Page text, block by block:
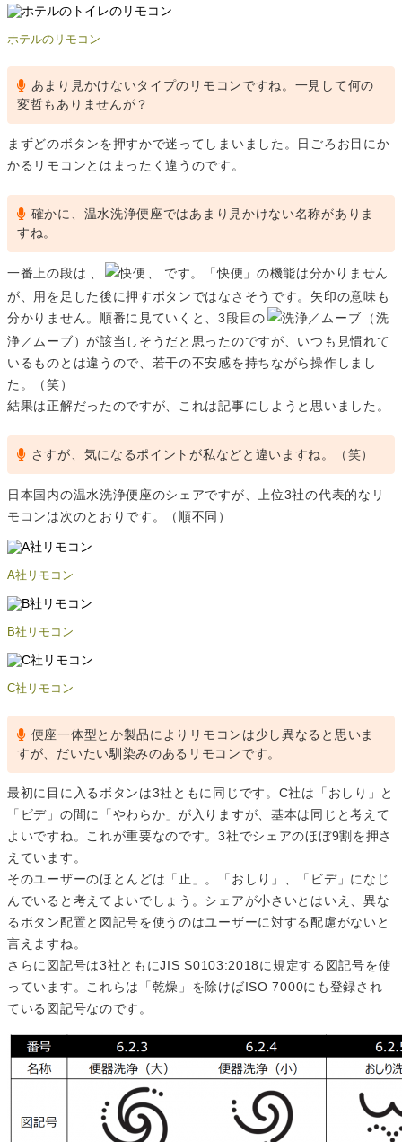
ホテルのリモコン
あまり見かけないタイプのリモコンですね。一見して何の
変哲もありませんが？
まずどのボタンを押すかで迷ってしまいました。日ごろお目にか
かるリモコンとはまったく違うのです。
確かに、温水洗浄便座ではあまり見かけない名称がありま
すね。
一番上の段は
です。「快便」の機能は分かりません
が、用を足した後に押すボタンではなさそうです。矢印の意味も
分かりません。順番に見ていくと、3段目の
（洗
浄／ムーブ）が該当しそうだと思ったのですが、いつも見慣れて
いるものとは違うので、若干の不安感を持ちながら操作しまし
た。（笑）
結果は正解だったのですが、これは記事にしようと思いました。
さすが、気になるポイントが私などと違いますね。（笑）
日本国内の温水洗浄便座のシェアですが、上位3社の代表的なリ
モコンは次のとおりです。（順不同）
A社リモコン
B社リモコン
C社リモコン
便座一体型とか製品によりリモコンは少し異なると思いま
すが、だいたい馴染みのあるリモコンです。
最初に目に入るボタンは3社ともに同じです。C社は「おしり」と
「ビデ」の間に「やわらか」が入りますが、基本は同じと考えて
よいですね。これが重要なのです。3社でシェアのほぼ9割を押さ
えています。
そのユーザーのほとんどは「止」。「おしり」、「ビデ」になじ
んでいると考えてよいでしょう。シェアが小さいとはいえ、異な
るボタン配置と図記号を使うのはユーザーに対する配慮がないと
言えますね。
さらに図記号は3社ともにJIS S0103:2018に規定する図記号を使
っています。これらは「乾燥」を除けばISO 7000にも登録され
ている図記号なのです。